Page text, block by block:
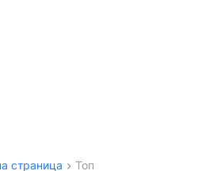
страница Топ